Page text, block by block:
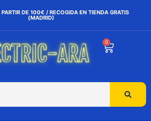
DE 100€ / RECOGIDA EN TIENDA GRATIS
(MADRID)
0